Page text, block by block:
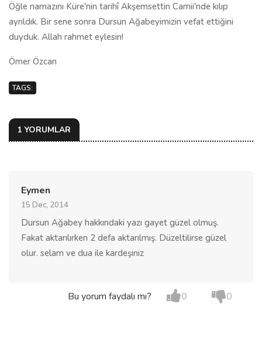
Öğle namazını Küre'nin tarihî Akşemsettin Camii'nde kılıp
ayrıldık. Bir sene sonra Dursun Ağabeyimizin vefat ettiğini
duyduk. Allah rahmet eylesin!
Ömer Özcan
TAGS:
1 YORUMLAR
Eymen
15 Dec, 2014
Dursun Ağabey hakkındaki yazı gayet güzel olmuş.
Fakat aktarılırken 2 defa aktarılmış. Düzeltilirse güzel
olur. selam ve dua ile kardeşiniz
Bu yorum faydalı mı? 0 0